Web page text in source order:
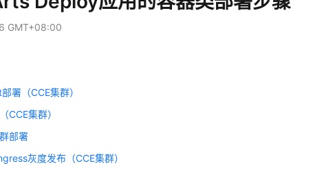
GMT+08:00
署（CCE集群）
CCE集群）
部署
灰度发布（CCE集群）